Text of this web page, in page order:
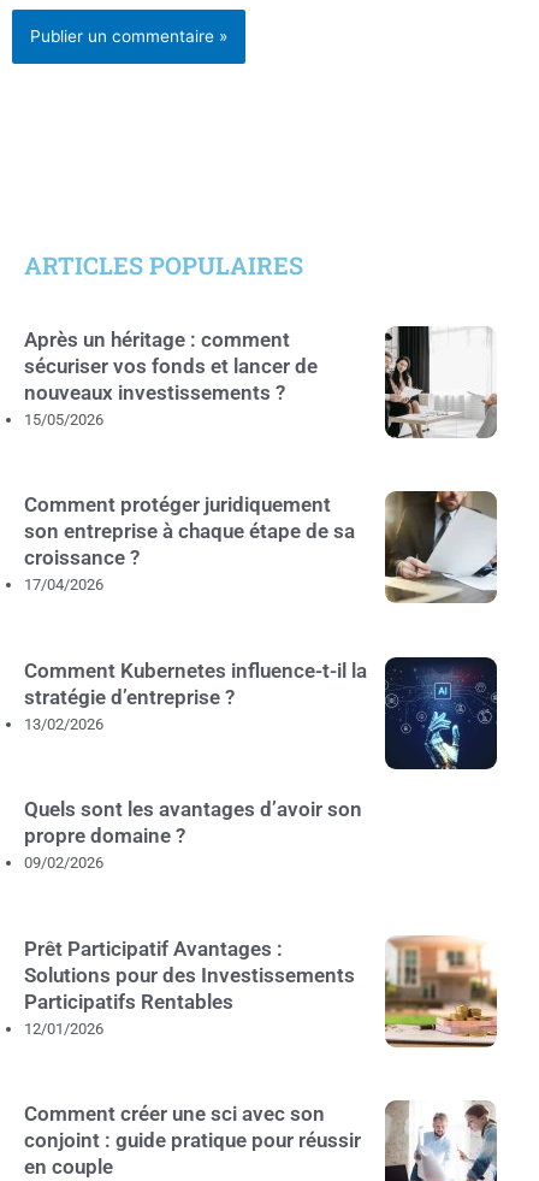
ARTICLES POPULAIRES
Après un héritage : comment
sécuriser vos fonds et lancer de
nouveaux investissements ?
15/05/2026
Comment protéger juridiquement
son entreprise à chaque étape de sa
croissance ?
17/04/2026
Comment Kubernetes influence-t-il la
stratégie d’entreprise ?
13/02/2026
Quels sont les avantages d’avoir son
propre domaine ?
09/02/2026
Prêt Participatif Avantages :
Solutions pour des Investissements
Participatifs Rentables
12/01/2026
Comment créer une sci avec son
conjoint : guide pratique pour réussir
en couple